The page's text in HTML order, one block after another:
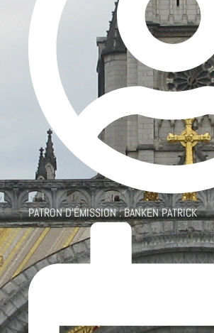
PATRON D'ÉMISSION :BANKEN PATRICK